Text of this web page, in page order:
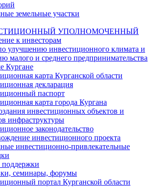
земельные участки
УПОЛНОМОЧЕННЫЙ
к инвесторам
улучшению инвестиционного климата и
малого и среднего предпринимательства
Кургане
карта Курганской области
декларация
паспорт
карта города Кургана
инвестиционных объектов и
инфраструктуры
законодательство
инвестиционного проекта
инвестиционно-привлекательные
семинары, форумы
портал Курганской области